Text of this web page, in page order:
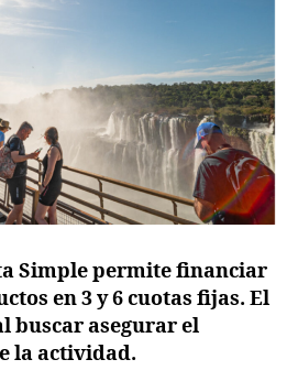
Simple permite financiar
en 3 y 6 cuotas fijas. El
buscar asegurar el
la actividad.